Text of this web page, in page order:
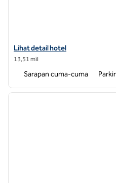
Lihat detail hotel untuk
Lihat detail hotel
13,51 mil
Sarapan cuma-cuma
1 dari 12